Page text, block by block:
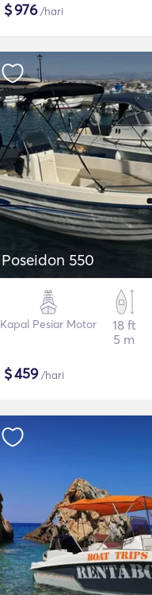
$976/hari
Poseidon 550
Kapal Pesiar Motor
18 ft
5 m
$459/hari